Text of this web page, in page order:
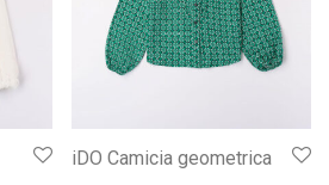
iDO Camicia geometrica